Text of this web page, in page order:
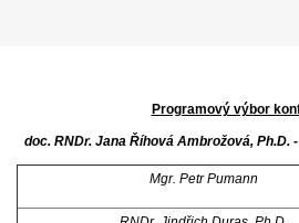
Programový výbor
doc. RNDr. Jana Říhová Ambrožová, Ph.D.
Mgr. Petr Pumann